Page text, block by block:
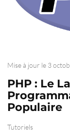
Mise à jour le 3
PHP : Le
Populaire
Tutoriels